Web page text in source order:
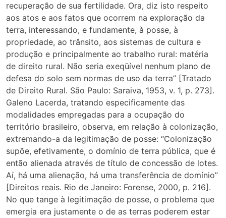
recuperação de sua fertilidade. Ora, diz isto respeito
aos atos e aos fatos que ocorrem na exploração da
terra, interessando, e fundamente, à posse, à
propriedade, ao trânsito, aos sistemas de cultura e
produção e principalmente ao trabalho rural: matéria
de direito rural. Não seria exeqüível nenhum plano de
defesa do solo sem normas de uso da terra” [Tratado
de Direito Rural. São Paulo: Saraiva, 1953, v. 1, p. 273].
Galeno Lacerda, tratando especificamente das
modalidades empregadas para a ocupação do
território brasileiro, observa, em relação à colonização,
extremando-a da legitimação de posse: “Colonização
supõe, efetivamente, o domínio de terra pública, que é
então alienada através de título de concessão de lotes.
Aí, há uma alienação, há uma transferência de domínio”
[Direitos reais. Rio de Janeiro: Forense, 2000, p. 216].
No que tange à legitimação de posse, o problema que
emergia era justamente o de as terras poderem estar